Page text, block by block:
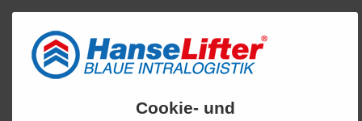
Cookie- und
ENGLISH
KONTAKT